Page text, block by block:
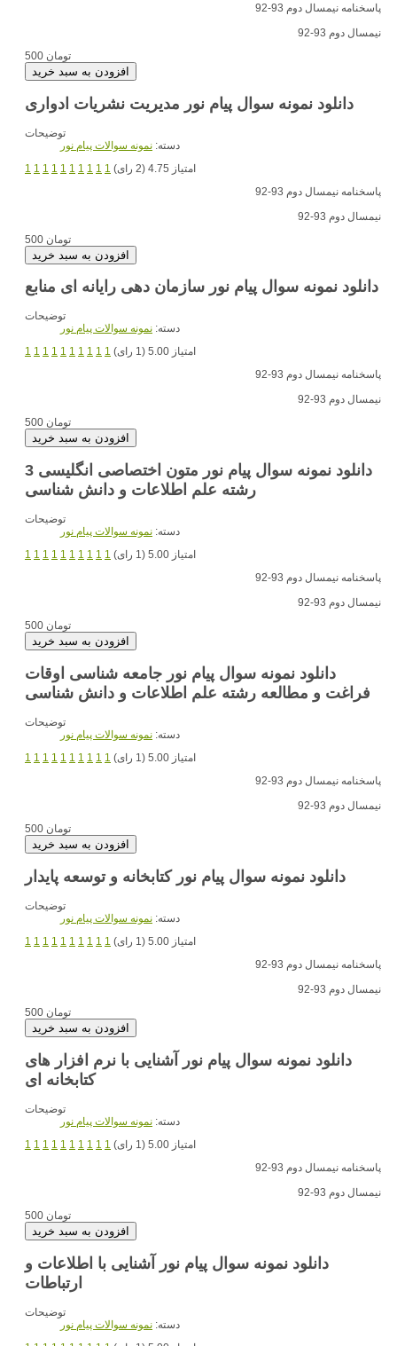
پاسخنامه نیمسال دوم 93-92
نیمسال دوم 93-92
500 تومان
دانلود نمونه سوال پیام نور مدیریت نشریات ادواری
توضیحات
دسته: نمونه سوالات پیام نور
1 1 1 1 1 1 1 1 1 1
امتیاز 4.75 (2 رای)
پاسخنامه نیمسال دوم 93-92
نیمسال دوم 93-92
500 تومان
دانلود نمونه سوال پیام نور سازمان دهی رایانه ای منابع
توضیحات
دسته: نمونه سوالات پیام نور
1 1 1 1 1 1 1 1 1 1
امتیاز 5.00 (1 رای)
پاسخنامه نیمسال دوم 93-92
نیمسال دوم 93-92
500 تومان
دانلود نمونه سوال پیام نور متون اختصاصی انگلیسی 3
رشته علم اطلاعات و دانش شناسی
توضیحات
دسته: نمونه سوالات پیام نور
1 1 1 1 1 1 1 1 1 1
امتیاز 5.00 (1 رای)
پاسخنامه نیمسال دوم 93-92
نیمسال دوم 93-92
500 تومان
دانلود نمونه سوال پیام نور جامعه شناسی اوقات
فراغت و مطالعه رشته علم اطلاعات و دانش شناسی
توضیحات
دسته: نمونه سوالات پیام نور
1 1 1 1 1 1 1 1 1 1
امتیاز 5.00 (1 رای)
پاسخنامه نیمسال دوم 93-92
نیمسال دوم 93-92
500 تومان
دانلود نمونه سوال پیام نور کتابخانه و توسعه پایدار
توضیحات
دسته: نمونه سوالات پیام نور
1 1 1 1 1 1 1 1 1 1
امتیاز 5.00 (1 رای)
پاسخنامه نیمسال دوم 93-92
نیمسال دوم 93-92
500 تومان
دانلود نمونه سوال پیام نور آشنایی با نرم افزار های
کتابخانه ای
توضیحات
دسته: نمونه سوالات پیام نور
1 1 1 1 1 1 1 1 1 1
امتیاز 5.00 (1 رای)
پاسخنامه نیمسال دوم 93-92
نیمسال دوم 93-92
500 تومان
دانلود نمونه سوال پیام نور آشنایی با اطلاعات و
ارتباطات
توضیحات
دسته: نمونه سوالات پیام نور